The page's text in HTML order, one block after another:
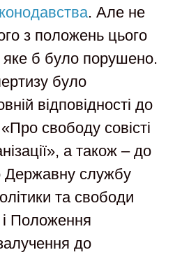
. Але не
з положень цього
яке б було порушено.
було
відповідності до
свободу совісті
а також – до
службу
та свободи
і Положення
до